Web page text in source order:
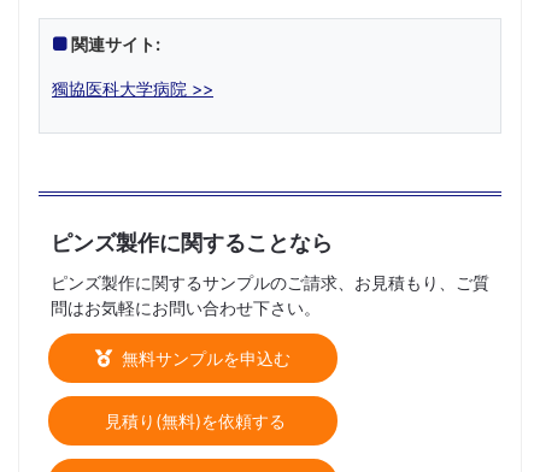
関連サイト:
獨協医科大学病院 >>
ピンズ製作に関することなら
ピンズ製作に関するサンプルのご請求、お見積もり、ご質
問はお気軽にお問い合わせ下さい。
無料サンプルを申込む
見積り(無料)を依頼する